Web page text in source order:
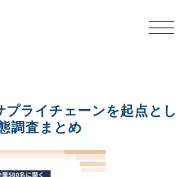
活用事例
ミナー
ライチェーンを起点とし
調査まとめ